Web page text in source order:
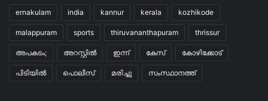
ernakulam india kannur kerala kozhikode
malappuram sports thiruvananthapuram thrissur
അപകടം; അറസ്റ്റിൽ ഇന്ന് കേസ് കോഴിക്കോട്
പിടിയിൽ പൊലീസ് മരിച്ചു സംസ്ഥാനത്ത്